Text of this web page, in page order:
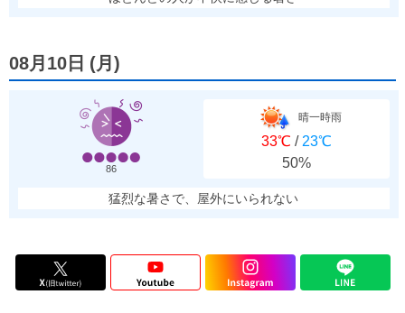
08月10日 (月 )
86
晴一時雨
33℃ / 23℃
50%
猛烈な暑さで、屋外にいられない